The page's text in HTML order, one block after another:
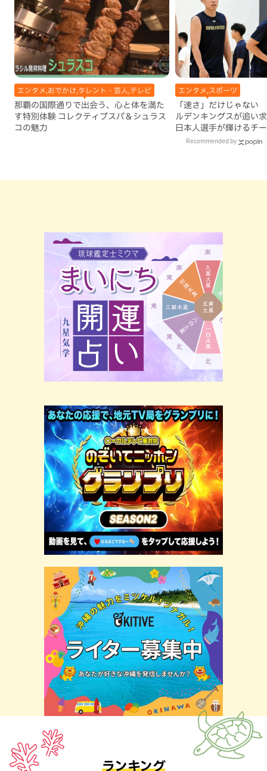
エンタメ,おでかけ,タレント・芸人,テレビ
那覇の国際通りで出会う、心と体を満た
す特別体験 コレクティブスパ＆シュラス
コの魅力
エンタメ,スポーツ
「速さ」だけじゃない
ルデンキングスが追い
日本人選手が輝けるチ
Recommended by
ランキング